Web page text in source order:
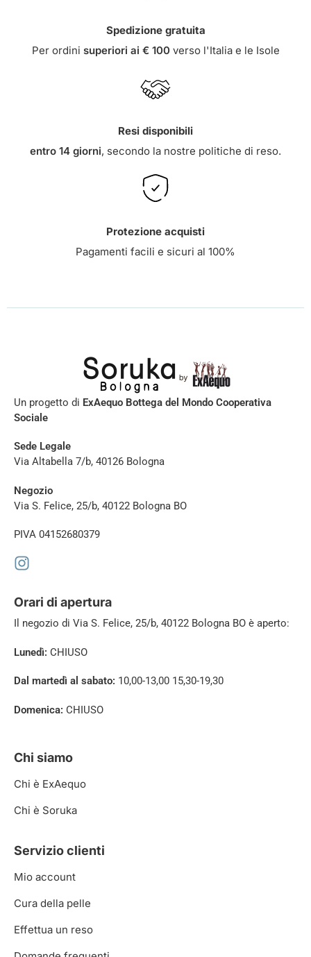
Spedizione gratuita
Per ordini superiori ai € 100verso l'Italia e le Isole
Resi disponibili
entro 14 giorni, secondo la nostre politiche di reso.
Protezione acquisti
Pagamenti facili e sicuri al 100%
Un progetto di ExAequo Bottega del Mondo Cooperativa
Sociale
Sede Legale
Via Altabella 7/b, 40126 Bologna
Negozio
Via S. Felice, 25/b, 40122 Bologna BO
PIVA 04152680379
Orari di apertura
Il negozio di Via S. Felice, 25/b, 40122 Bologna BO è aperto:
Lunedì: CHIUSO
Dal martedì al sabato: 10,00-13,00 15,30-19,30
Domenica: CHIUSO
Chi siamo
Chi è ExAequo
Chi è Soruka
Servizio clienti
Mio account
Cura della pelle
Effettua un reso